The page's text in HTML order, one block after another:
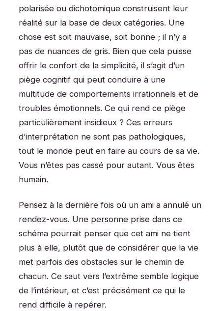
polarisée ou dichotomique construisent leur
réalité sur la base de deux catégories. Une
chose est soit mauvaise, soit bonne ; il n’y a
pas de nuances de gris. Bien que cela puisse
offrir le confort de la simplicité, il s’agit d’un
piège cognitif qui peut conduire à une
multitude de comportements irrationnels et de
troubles émotionnels. Ce qui rend ce piège
particulièrement insidieux ? Ces erreurs
d’interprétation ne sont pas pathologiques,
tout le monde peut en faire au cours de sa vie.
Vous n’êtes pas cassé pour autant. Vous êtes
humain.
Pensez à la dernière fois où un ami a annulé un
rendez-vous. Une personne prise dans ce
schéma pourrait penser que cet ami ne tient
plus à elle, plutôt que de considérer que la vie
met parfois des obstacles sur le chemin de
chacun. Ce saut vers l’extrême semble logique
de l’intérieur, et c’est précisément ce qui le
rend difficile à repérer.